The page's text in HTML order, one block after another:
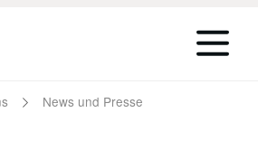
News und Presse